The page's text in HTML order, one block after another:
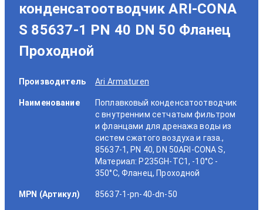
конденсатоотводчик ARI-CONA
S 85637-1 PN 40 DN 50 Фланец
Проходной
Производитель Ari Armaturen
Наименование
Поплавковый конденсатоотводчик
с внутренним сетчатым фильтром
и фланцами для дренажа воды из
систем сжатого воздуха и газа.,
85637-1, PN 40, DN 50ARI-CONA S,
Материал: P235GH-TC1, -10°C -
350°C, Фланец, Проходной
MPN (Артикул) 85637-1-pn-40-dn-50